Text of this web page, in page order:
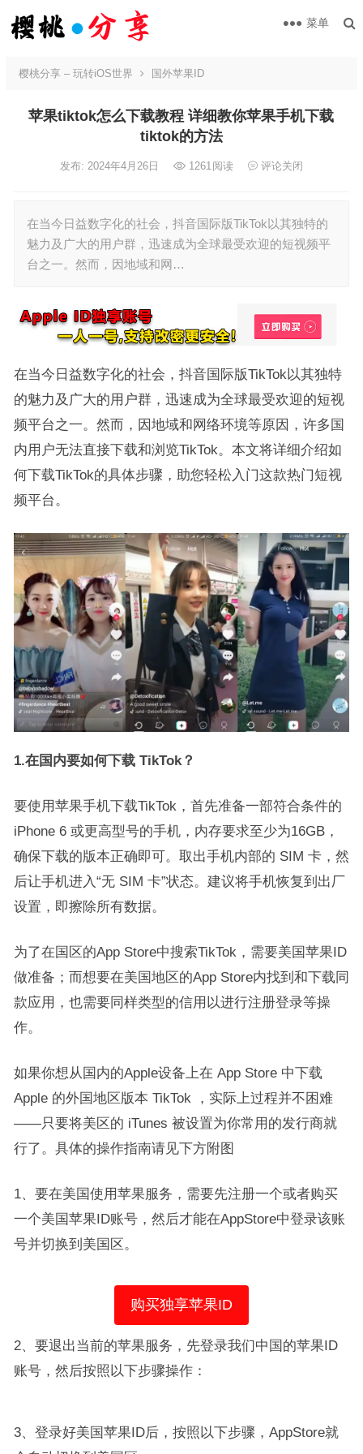
菜单
樱桃分享 – 玩转iOS世界 国外苹果ID
苹果tiktok怎么下载教程 详细教你苹果手机下载
tiktok的方法
发布: 2024年4月26日 1261阅读 评论关闭
在当今日益数字化的社会，抖音国际版TikTok以其独特的
魅力及广大的用户群，迅速成为全球最受欢迎的短视频平
台之一。然而，因地域和网…
在当今日益数字化的社会，抖音国际版TikTok以其独特
的魅力及广大的用户群，迅速成为全球最受欢迎的短视
频平台之一。然而，因地域和网络环境等原因，许多国
内用户无法直接下载和浏览TikTok。本文将详细介绍如
何下载TikTok的具体步骤，助您轻松入门这款热门短视
频平台。
1.在国内要如何下载 TikTok？
要使用苹果手机下载TikTok，首先准备一部符合条件的
iPhone 6 或更高型号的手机，内存要求至少为16GB，
确保下载的版本正确即可。取出手机内部的 SIM 卡，然
后让手机进入“无 SIM 卡”状态。建议将手机恢复到出厂
设置，即擦除所有数据。
为了在国区的App Store中搜索TikTok，需要美国苹果ID
做准备；而想要在美国地区的App Store内找到和下载同
款应用，也需要同样类型的信用以进行注册登录等操
作。
如果你想从国内的Apple设备上在 App Store 中下载
Apple 的外国地区版本 TikTok ，实际上过程并不困难
——只要将美区的 iTunes 被设置为你常用的发行商就
行了。具体的操作指南请见下方附图
1、要在美国使用苹果服务，需要先注册一个或者购买
一个美国苹果ID账号，然后才能在AppStore中登录该账
号并切换到美国区。
购买独享苹果ID
2、要退出当前的苹果服务，先登录我们中国的苹果ID
账号，然后按照以下步骤操作：
3、登录好美国苹果ID后，按照以下步骤，AppStore就